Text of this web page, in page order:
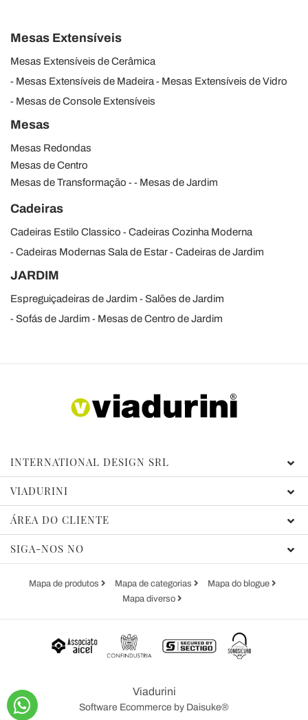
Mesas Extensíveis
Mesas Extensíveis de Cerâmica
Mesas Extensíveis de Madeira
Mesas Extensíveis de Vidro
Mesas de Console Extensíveis
Mesas
Mesas Redondas
Mesas de Centro
Mesas de Transformação
Mesas de Jardim
Cadeiras
Cadeiras Estilo Classico
Cadeiras Cozinha Moderna
Cadeiras Modernas Sala de Estar
Cadeiras de Jardim
JARDIM
Espreguiçadeiras de Jardim
Salões de Jardim
Sofás de Jardim
Mesas de Centro de Jardim
INTERNATIONAL DESIGN SRL
VIADURINI
ÁREA DO CLIENTE
SIGA-NOS NO
Mapa de produtos Mapa de categorias
Mapa do blogue
Mapa diverso
Viadurini
Software Ecommerce by Daisuke®